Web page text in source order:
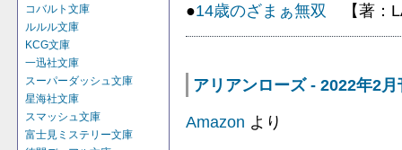
コバルト文庫
ルルル文庫
KCG文庫
一迅社文庫
スーパーダッシュ文庫
星海社文庫
スマッシュ文庫
富士見ミステリー文庫
●14歳のざまぁ無双 【著：
アリアンローズ - 2022年2月
Amazon より